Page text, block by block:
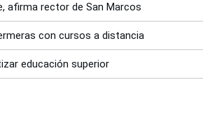
afirma rector de San Marcos
con cursos a distancia
educación superior